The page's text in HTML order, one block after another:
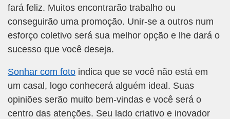
fará feliz. Muitos encontrarão trabalho ou
conseguirão uma promoção. Unir-se a outros num
esforço coletivo será sua melhor opção e lhe dará o
sucesso que você deseja.
Sonhar com foto indica que se você não está em
um casal, logo conhecerá alguém ideal. Suas
opiniões serão muito bem-vindas e você será o
centro das atenções. Seu lado criativo e inovador